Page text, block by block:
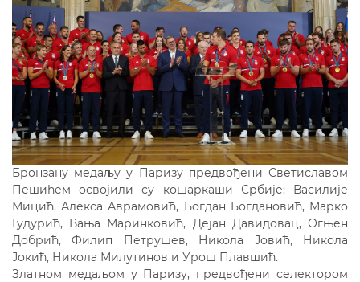
Бронзану медаљу у Паризу предвођени Светиславом
Пешићем освојили су кошаркаши Србије: Василије
Мицић, Алекса Аврамовић, Богдан Богдановић, Марко
Гудурић, Вања Маринковић, Дејан Давидовац, Огњен
Добрић, Филип Петрушев, Никола Јовић, Никола
Јокић, Никола Милутинов и Урош Плавшић.
Златном медаљом у Паризу, предвођени селектором